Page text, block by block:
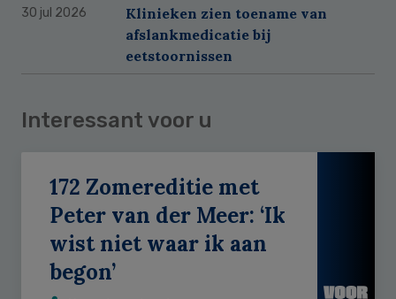
30 jul 2026
Klinieken zien toename van
afslankmedicatie bij
eetstoornissen
Interessant voor u
172 Zomereditie met
Peter van der Meer: ‘Ik
wist niet waar ik aan
begon’